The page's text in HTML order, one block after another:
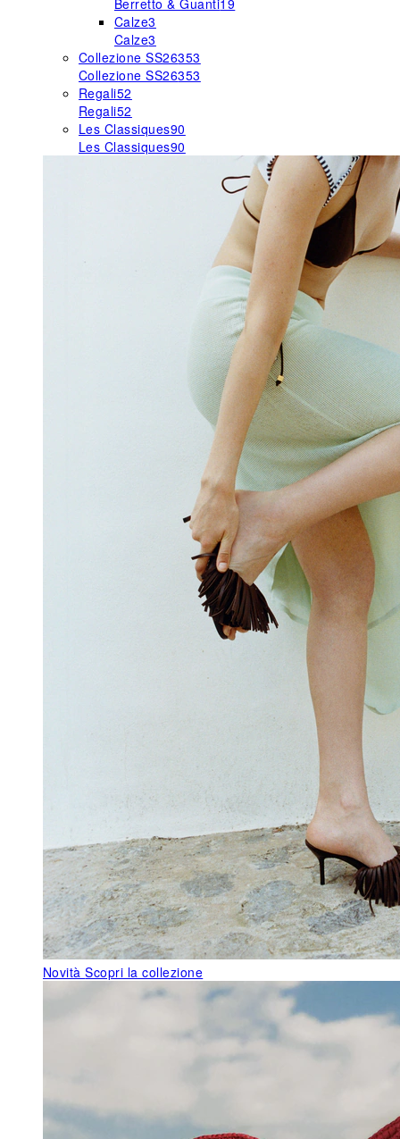
Berretto & Guanti19
Calze3
Calze3
Collezione SS26353
Collezione SS26353
Regali52
Regali52
Les Classiques90
Les Classiques90
NovitàScopri la collezione